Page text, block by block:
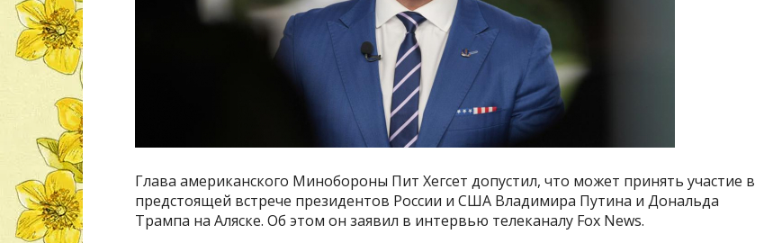
Глава американского Минобороны Пит Хегсет допустил, что может принять участие в
предстоящей встрече президентов России и США Владимира Путина и Дональда
Трампа на Аляске. Об этом он заявил в интервью телеканалу Fox News.